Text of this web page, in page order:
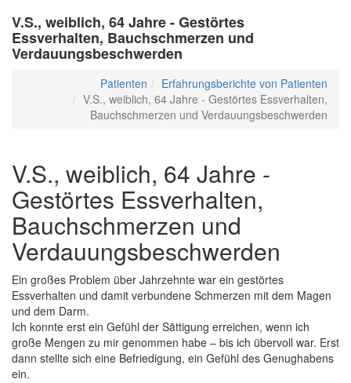
V.S., weiblich, 64 Jahre - Gestörtes
Essverhalten, Bauchschmerzen und
Verdauungsbeschwerden
Patienten
Erfahrungsberichte von Patienten
V.S., weiblich, 64 Jahre - Gestörtes Essverhalten,
Bauchschmerzen und Verdauungsbeschwerden
V.S., weiblich, 64 Jahre -
Gestörtes Essverhalten,
Bauchschmerzen und
Verdauungsbeschwerden
Ein großes Problem über Jahrzehnte war ein gestörtes
Essverhalten und damit verbundene Schmerzen mit dem Magen
und dem Darm.
Ich konnte erst ein Gefühl der Sättigung erreichen, wenn ich
große Mengen zu mir genommen habe – bis ich übervoll war. Erst
dann stellte sich eine Befriedigung, ein Gefühl des Genughabens
ein.